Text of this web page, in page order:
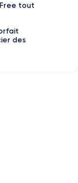
de ce
11.
tout
des